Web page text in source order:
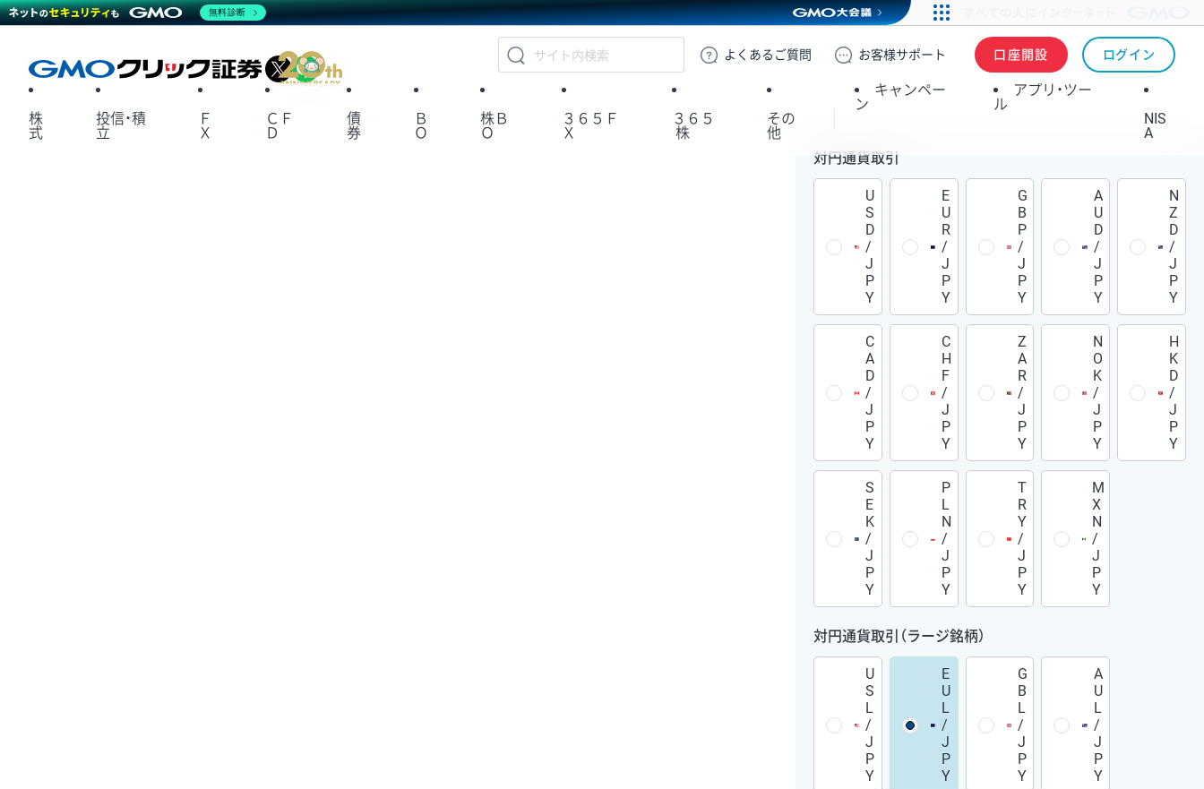
GMOクリック証券
よくある ご質問 お客様サポート 口座開設 ログイン
X
株
式
投信・積
立
Ｆ
Ｘ
ＣＦ
Ｄ
債
券
Ｂ
Ｏ
株Ｂ
Ｏ
３６５Ｆ
Ｘ
３６５
株
その
他
キャンペー
ン
アプリ・ツー
ル
NIS
A
対円通貨取引
U
S
D
/
J
P
Y
E
U
R
/
J
P
Y
G
B
P
/
J
P
Y
A
U
D
/
J
P
Y
N
Z
D
/
J
P
Y
C
A
D
/
J
P
Y
C
H
F
/
J
P
Y
Z
A
R
/
J
P
Y
N
O
K
/
J
P
Y
H
K
D
/
J
P
Y
S
E
K
/
J
P
Y
P
L
N
/
J
P
Y
T
R
Y
/
J
P
Y
M
X
N
/
J
P
Y
対円通貨取引（ラージ銘柄）
U
S
L
/
J
P
Y
E
U
L
/
J
P
Y
G
B
L
/
J
P
Y
A
U
L
/
J
P
Y
無料診断